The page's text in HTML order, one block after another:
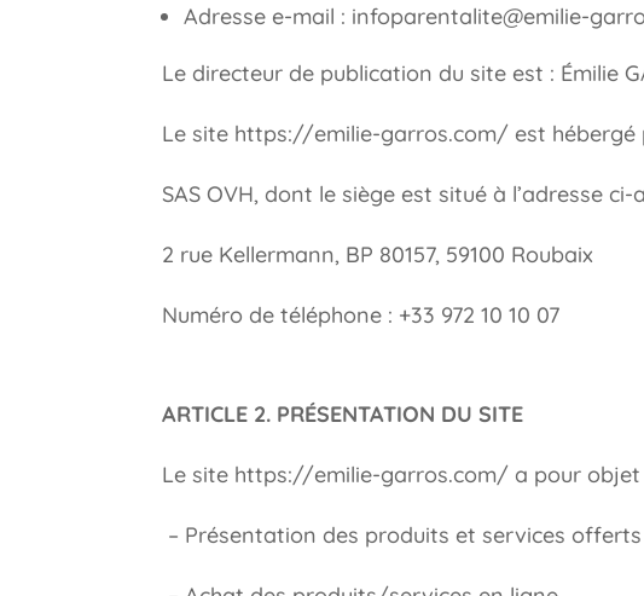
Adresse e-mail : infoparentalite@emilie-
Le directeur de publication du site est : Émilie
Le site https://emilie-garros.com/ est hébergé
SAS OVH, dont le siège est situé à l’adresse ci-
2 rue Kellermann, BP 80157, 59100 Roubaix
Numéro de téléphone : +33 972 10 10 07
ARTICLE 2. PRÉSENTATION DU SITE
Le site https://emilie-garros.com/ a pour objet
– Présentation des produits et services